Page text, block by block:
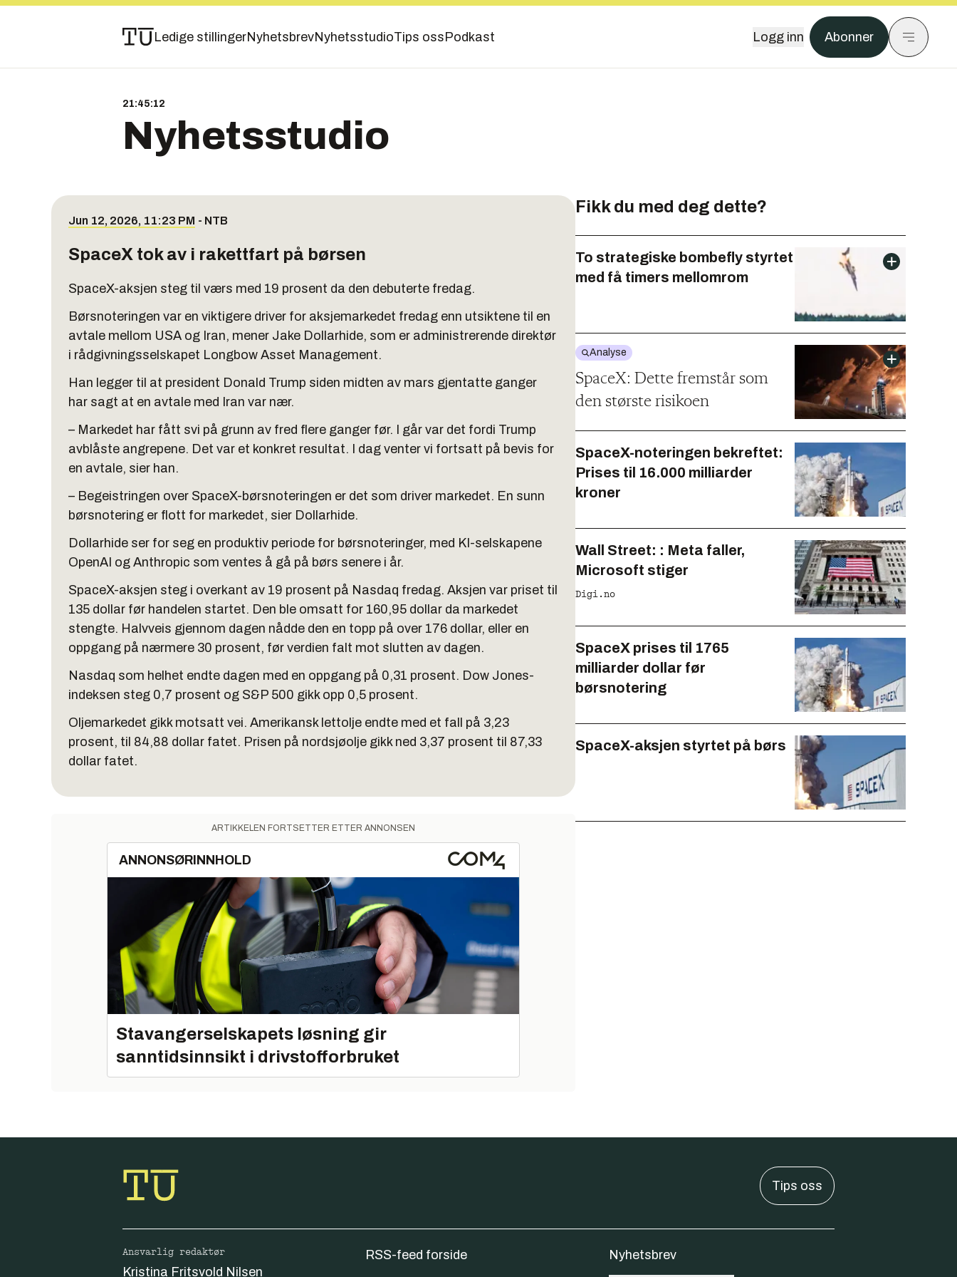
Ledige stillingerNyhetsbrevNyhetsstudioTips oss Podkast Logg inn Abonner
21:45:12
Nyhetsstudio
Jun 12, 2026, 11:23 PM - NTB
SpaceX tok av i rakettfart på børsen
SpaceX-aksjen steg til værs med 19 prosent da den debuterte fredag.
Børsnoteringen var en viktigere driver for aksjemarkedet fredag enn utsiktene til en
avtale mellom USA og Iran, mener Jake Dollarhide, som er administrerende direktør
i rådgivningsselskapet Longbow Asset Management.
Han legger til at president Donald Trump siden midten av mars gjentatte ganger
har sagt at en avtale med Iran var nær.
– Markedet har fått svi på grunn av fred flere ganger før. I går var det fordi Trump
avblåste angrepene. Det var et konkret resultat. I dag venter vi fortsatt på bevis for
en avtale, sier han.
– Begeistringen over SpaceX-børsnoteringen er det som driver markedet. En sunn
børsnotering er flott for markedet, sier Dollarhide.
Dollarhide ser for seg en produktiv periode for børsnoteringer, med KI-selskapene
OpenAI og Anthropic som ventes å gå på børs senere i år.
SpaceX-aksjen steg i overkant av 19 prosent på Nasdaq fredag. Aksjen var priset til
135 dollar før handelen startet. Den ble omsatt for 160,95 dollar da markedet
stengte. Halvveis gjennom dagen nådde den en topp på over 176 dollar, eller en
oppgang på nærmere 30 prosent, før verdien falt mot slutten av dagen.
Nasdaq som helhet endte dagen med en oppgang på 0,31 prosent. Dow Jones-
indeksen steg 0,7 prosent og S&P 500 gikk opp 0,5 prosent.
Oljemarkedet gikk motsatt vei. Amerikansk lettolje endte med et fall på 3,23
prosent, til 84,88 dollar fatet. Prisen på nordsjøolje gikk ned 3,37 prosent til 87,33
dollar fatet.
ARTIKKELEN FORTSETTER ETTER ANNONSEN
ANNONSØRINNHOLD
Stavangerselskapets løsning gir
sanntidsinnsikt i drivstofforbruket
Fikk du med deg dette?
To strategiske bombefly styrtet
med få timers mellomrom
Analyse
SpaceX: Dette fremstår som
den største risikoen
SpaceX-noteringen bekreftet:
Prises til 16.000 milliarder
kroner
Wall Street: : Meta faller,
Microsoft stiger
Digi.no
SpaceX prises til 1765
milliarder dollar før
børsnotering
SpaceX-aksjen styrtet på børs
Tips oss
Ansvarlig redaktør
Kristina Fritsvold Nilsen
RSS-feed forside
Nyhetsbrev